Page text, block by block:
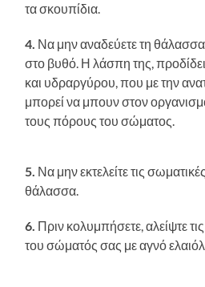
τα σκουπίδια.
4. Να μην αναδεύετε τη
στο βυθό. Η λάσπη της,
και υδραργύρου, που με την
μπορεί να μπουν στον
τους πόρους του σώματος.
5. Να μην εκτελείτε τις
θάλασσα.
6. Πριν κολυμπήσετε, αλείψτε
του σώματός σας με αγνό